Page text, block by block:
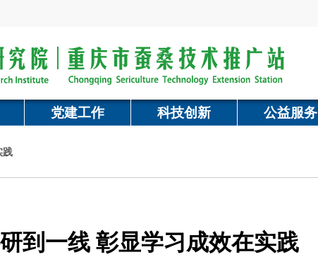
党建工作 科技创新 公益服务
践
到一线 彰显学习成效在实践